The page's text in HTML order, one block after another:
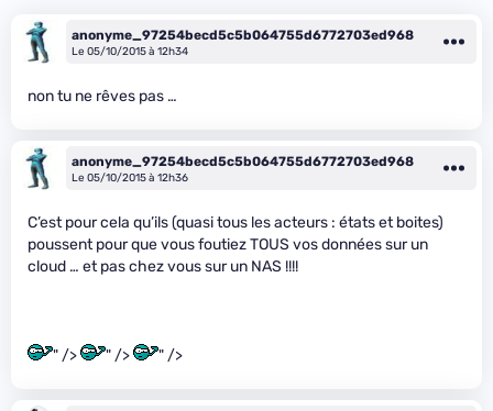
anonyme_97254becd5c5b064755d6772703ed968
Le 05/10/2015 à 12h34
non tu ne rêves pas …
anonyme_97254becd5c5b064755d6772703ed968
Le 05/10/2015 à 12h36
C’est pour cela qu’ils (quasi tous les acteurs : états et boites)
poussent pour que vous foutiez TOUS vos données sur un
cloud … et pas chez vous sur un NAS !!!!
" /> " /> " />